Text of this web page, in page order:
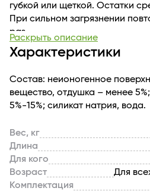
раз.
Срок годности средства: 18
губкой или щеткой. Остатки
При сильном загрязнении
раз.
Раскрыть описание
Характеристики
Состав: неионогенное
вещество, отдушка – менее
5%-15%; силикат натрия, вода.
Вес, кг
Длина
Для кого
Возраст
Для
Комплектация